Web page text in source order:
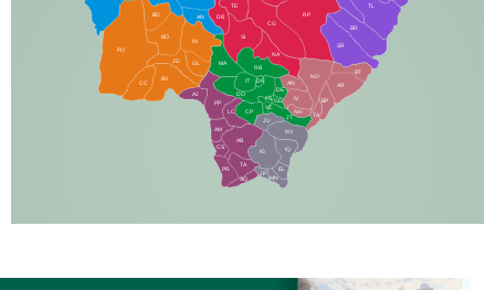
AN
TL
BR
SR
BT
AR
RP
CG
SI
NA
TA
NH
JT
RB
MA
IT
DR
DO
CP
JU
NV
IQ
EL
BD
BO
NI
JD
PO
BV
CC
PP
AJ
LC
AM
AB
JP
DB
TE
CS
PR
TA
SQ
IG
MN
NO
BP
GL
AN
IV
FS
VC
GD
DE